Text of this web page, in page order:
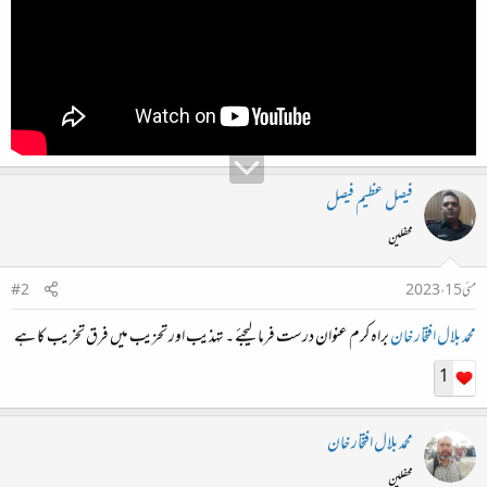
فیصل عظیم فیصل
محفلین
مئی 15، 2023
#2
محمد بلال افتخار خانبراہ کرم عنوان درست فرما لیجئے ۔ تہذیب اور تحزیب میں فرق تخریب کا ہے
1
محمد بلال افتخار خان
محفلین